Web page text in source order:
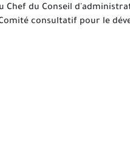
du Conseil
consultatif pour le